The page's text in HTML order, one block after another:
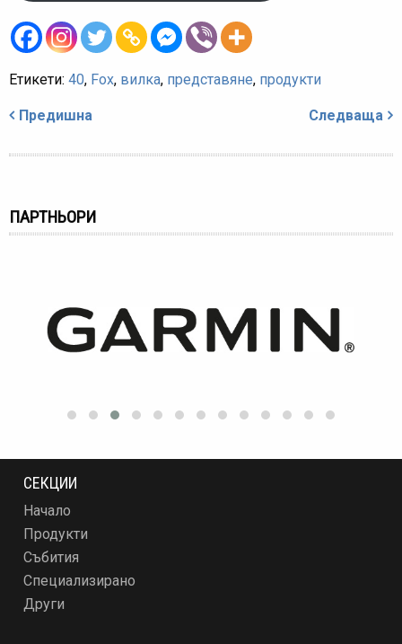
Етикети: 40, Fox, вилка, представяне, продукти
Предишна Следваща
ПАРТНЬОРИ
СЕКЦИИ
Начало
Продукти
Събития
Специализирано
Други